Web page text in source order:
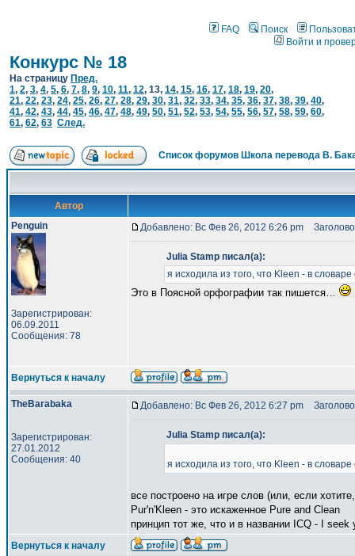
FAQ Поиск
Войти и
Конкурс № 18
На страницу Пред.
1, 2, 3, 4, 5, 6, 7, 8, 9, 10, 11, 12, 13, 14, 15, 16, 17, 18, 19, 20,
21, 22, 23, 24, 25, 26, 27, 28, 29, 30, 31, 32, 33, 34, 35, 36, 37, 38, 39, 40,
41, 42, 43, 44, 45, 46, 47, 48, 49, 50, 51, 52, 53, 54, 55, 56, 57, 58, 59, 60,
61, 62, 63 След.
Список форумов Школа перевода В.
Автор
Penguin
Зарегистрирован:
06.09.2011
Сообщения: 78
Добавлено: Вс Фев 26, 2012 6:26 pm
Julia Stamp писал(а):
я исходила из того, что Kleen - в
Это в Поясной орфографии так пишется…
Вернуться к началу
TheBarabaka
Зарегистрирован:
27.01.2012
Сообщения: 40
Добавлено: Вс Фев 26, 2012 6:27 pm
Julia Stamp писал(а):
я исходила из того, что Kleen - в
все построено на игре слов (или, если
Pur'n'Kleen - это искаженное Pure and Clean
принцип тот же, что и в названии ICQ - I seek
Вернуться к началу